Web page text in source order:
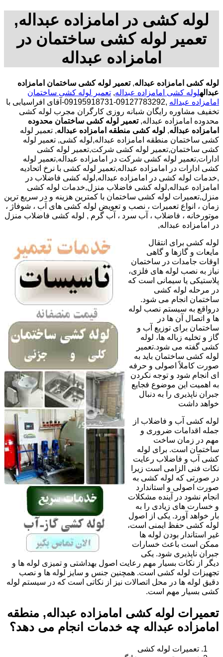
لوله کشی در امامزاده عبداله,
تعمیر لوله کشی ساختمان در
امامزاده عبداله
لوله کشی امامزاده عبداله,تعمیر لوله کشی ساختمان امامزاده
عبدالهلوله کشی امامزاده عبداله, تعمیر لوله کشی ساختمان
امامزاده عبداله
,09127783292-09195918731-آقای افراسیابی با
تخفیف مشاوره رایگان شبانه روزی کارگران مجرب لوله کشی
محدوده امامزاده عبداله,تعمیر لوله کشی ساختمان محدوده
امامزاده عبداله, لوله کشی منطقه امامزاده عبداله, تعمیر لوله
کشی ساختمان منطقه امامزاده عبداله,لوله کشی, تعمیر لوله
کشی ساختمان,تعمیر لوله کشی شرکت,تعمیر لوله کشی
ادارات,تعمیر لوله کشی شرکت در امامزاده عبداله,تعمیر لوله
کشی ادارات در امامزاده عبداله,تعمیر لوله کشی با نرخ اتحادیه
,خدمات لوله کشی در امامزاده عبداله,لوله کشی فاضلاب در
امامزاده عبداله,لوله کشی فاضلاب منزل,خدمات لوله کشی
منزل,تعمیرات لوله کشی ساختمان با کمترین هزینه و در سریع ترین
زمان ، انواع تعمیرات ، نصب و تعویض لوله کشی های آب ، شوفاژ ،
موتورخانه ، فاضلاب ، آب سرد ، آب گرم , لوله کشی فاضلاب منزل
در امامزاده عبداله,
لوله کشی برای انتقال
مایعات و گازها و گاهی
اوقات جامدات در ساختمان
نیاز به نصب لوله های فلزی،
پلاستیکی یا سیمانی است که
در مرحله لوله کشی
ساختمان انجام می شود.
درواقع به سیستم نصب لوله
ها و اتصال آن ها در
ساختمان برای توزیع آب و
گاز و تخلیه زباله ها، لوله
کشی گفته می شود.تعمیر
لوله کشی ساختمان باید به
صورت کاملاً اصولی و حرفه
ای انجام شود و توجه نکردن
به اهمیت این موضوع فجایع
جبران ناپذیری را به دنبال
خواهد داشت
لوله کشی آب و فاضلاب از
جمله اقدامات ضروری و
مهم در زمان ساخت
ساختمان است. برای لوله
کشی آب و فاضلاب رعایت
نکات فنی الزامی است زیرا
در صورتی که لوله کشی به
صورت اصولی و استاندارد
انجام نشود در آینده مشکلات
و خسارت های زیادی را به
بار خواهد آورد. یکی از اصول
لوله کشی حفظ ایمنی است،
غیر استاندار بودن لوله ها
ممکن است باعث خسارات
جبران ناپذیری شود. یکی
دیگر از نکات بسیار مهم رعایت اصول بهداشتی و تمیزی لوله ها و
تجهیزات لوله کشی است. همچنین جنس و سایز لوله ها و نصب
دقیق لوله ها در محل اتصالات نیز از نکاتی است که در سیستم لوله
کشی بسیار مهم است.
تعمیرات لوله کشی امامزاده عبداله, منطقه
امامزاده عبداله چه خدمات انجام می دهد؟
تعمیرات لوله کشی